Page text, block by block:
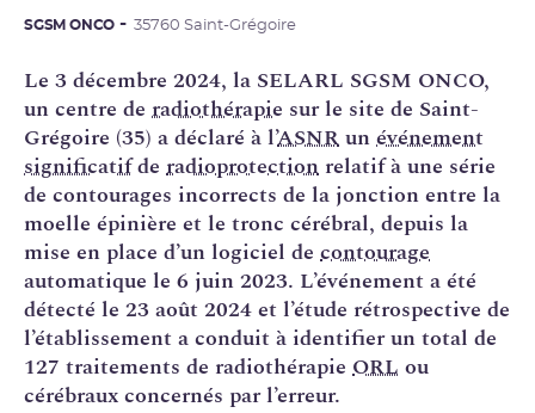
SGSM ONCO 35760 Saint-Grégoire
Le 3 décembre 2024, la SELARL SGSM ONCO,
un centre de radiothérapie sur le site de Saint-
Grégoire (35) a déclaré à l’ASNRunévénement
significatifde radioprotection relatif à une série
de contourages incorrects de la jonction entre la
moelle épinière et le tronc cérébral, depuis la
mise en place d’un logiciel de contourage
automatique le 6 juin 2023. L’événement a été
détecté le 23 août 2024 et l’étude rétrospective de
l’établissement a conduit à identifier un total de
127 traitements de radiothérapie ORL ou
cérébraux concernés par l’erreur.